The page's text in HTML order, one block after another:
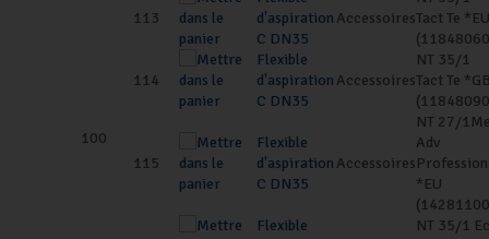
100
113
d'aspiration
C DN35
AccessoiresTact Te *EU
114
Flexible
d'aspiration
C DN35
Accessoires
NT 35/1
Tact Te
115
Flexible
d'aspiration
C DN35
Accessoires
NT 27/
Adv
*EU
Flexible
NT 35/1